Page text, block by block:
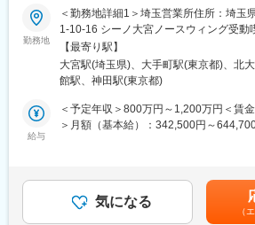
入社後1年間は初期育成期間としており
いただける教育体制です。入社1か月目
から営業拠点に配属となります。3か月
トを行うサブ担当として業務を始め、5
して代理店を担当しはじめ、段々と担
■当ポジションの魅力：
・月平均残業20～30h程度。リモートワ
自体の売上アップ・顧客満足度アップ
・ご入社後は営業部門でのマネジメント
リアパスも豊富です。（個人営業へのご
当社の保険販売を委託している代理店
促進のためのコンサルティング営業を
当社商品のシェア拡大ではなく、代理店
販売量と顧客満足度を増加させることに
させることを徹底しています。
そのため、セールスサポートだけでなく
材育成、社員の採用・プロモーション
ングにも携わることが出来ます。自分で
■業務詳細
＜営業活動＞
・代理店を媒介にした生命保険の販売、
勤務地
＜勤務地詳細1＞埼玉営業所住所：埼玉
1-10-16 シーノ大宮ノースウィング受動
＜勤務地詳細2＞本社住所：東京都千代
寄駅：東京メトロ丸の内線／大手町駅
煙変更の範囲：会社の定める事業所（リ
【最寄り駅】
大宮駅(埼玉県)、大手町駅(東京都)、北
館駅、神田駅(東京都)
給与
＜予定年収＞800万円～1,200万円＜賃
＞月額（基本給）：342,500円～
安であり、経験・能力により変動する可
はあくまでも目安の金額であり、選考を
あります。月給(月額)は固定手当を含め
気になる
（